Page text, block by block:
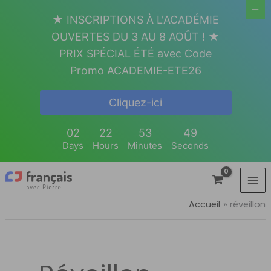
Accueil réveillon
★ INSCRIPTIONS À L'ACADÉMIE
OUVERTES DU 3 AU 8 AOÛT ! ★
PRIX SPÉCIAL ÉTÉ avec Code
Promo ACADEMIE-ETE26
Cliquez-ici
02
Days
22
Hours
53
Minutes
49
Seconds